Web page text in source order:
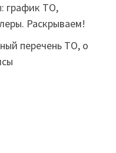
график ТО,
Раскрываем!
перечень ТО, о